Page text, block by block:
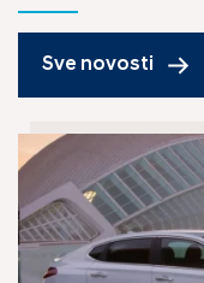
Sve novosti